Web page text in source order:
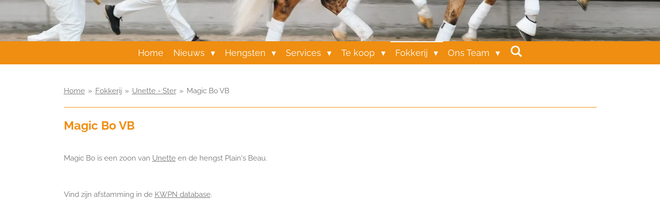
Home Nieuws Hengsten Services Te koop Fokkerij Ons Team
Home » Fokkerij » Unette - Ster » Magic Bo VB
Magic Bo VB
Magic Bo is een zoon van Unetteen de hengst Plain's Beau.
Vind zijn afstamming in de KWPN database.